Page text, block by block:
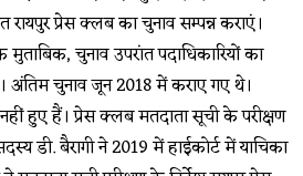
रायपुर प्रेस क्लब का चुनाव सम्पन्न कराएं।
चुनाव उपरांत पदाधिकारियों का
अंतिम चुनाव जून 2018 में कराए गए थे।
हुए हैं। प्रेस क्लब मतदाता सूची के परीक्षण
डी. बैरागी ने 2019 में हाईकोर्ट में याचिका